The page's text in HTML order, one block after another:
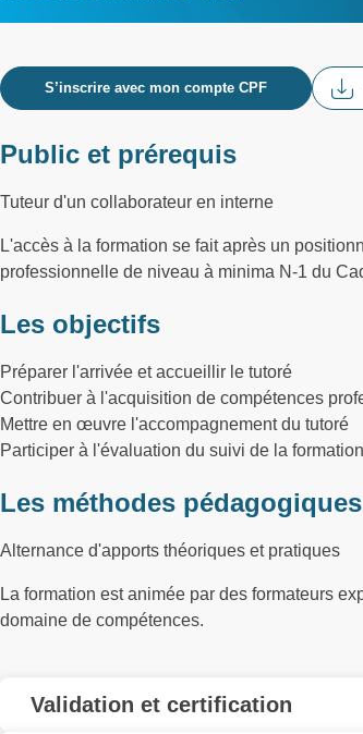
S’inscrire avec mon compte CPF
Public et prérequis
Tuteur d'un collaborateur en interne
L'accès à la formation se fait après un
professionnelle de niveau à minima N-1 du
Les objectifs
Préparer l'arrivée et accueillir le tutoré
Contribuer à l'acquisition de compétences
Mettre en œuvre l'accompagnement du tutoré
Participer à l'évaluation du suivi de la formation
Les méthodes
Alternance d'apports théoriques et pratiques
La formation est animée par des formateurs
domaine de compétences.
Validation et certification